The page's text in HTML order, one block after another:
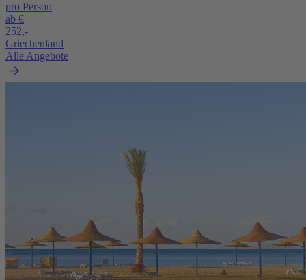
pro Person
ab €
252,-
Griechenland
Alle Angebote